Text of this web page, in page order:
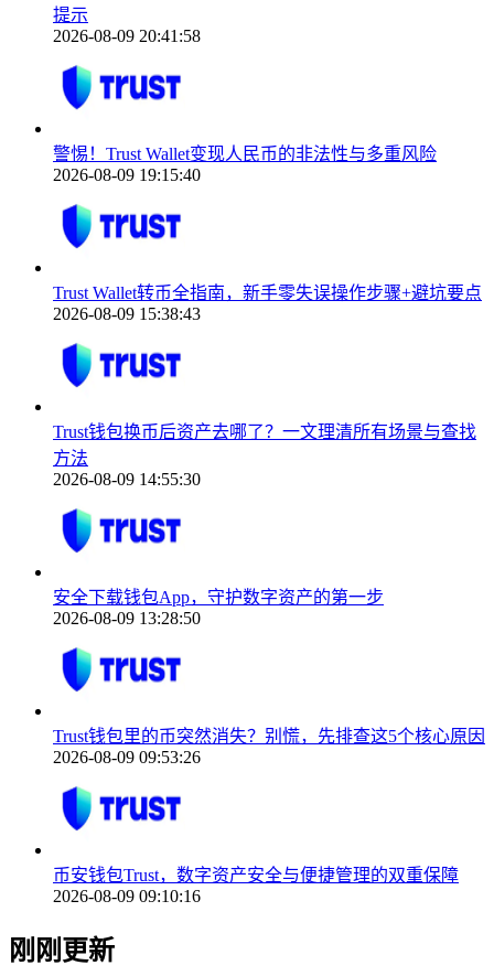
提示
2026-08-09 20:41:58
警惕！Trust Wallet变现人民币的非法性与多重风险
2026-08-09 19:15:40
Trust Wallet转币全指南，新手零失误操作步骤+避坑要点
2026-08-09 15:38:43
Trust钱包换币后资产去哪了？一文理清所有场景与查找
方法
2026-08-09 14:55:30
安全下载钱包App，守护数字资产的第一步
2026-08-09 13:28:50
Trust钱包里的币突然消失？别慌，先排查这5个核心原因
2026-08-09 09:53:26
币安钱包Trust，数字资产安全与便捷管理的双重保障
2026-08-09 09:10:16
刚刚更新